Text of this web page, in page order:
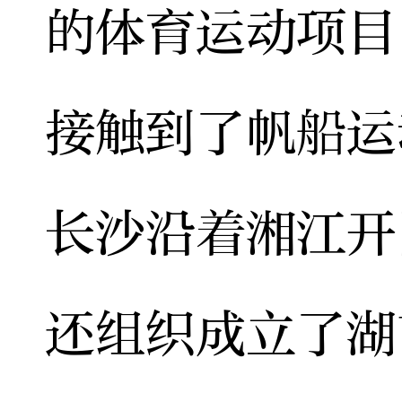
的体育运动项
接触到了帆船
长沙沿着湘江
还组织成立了